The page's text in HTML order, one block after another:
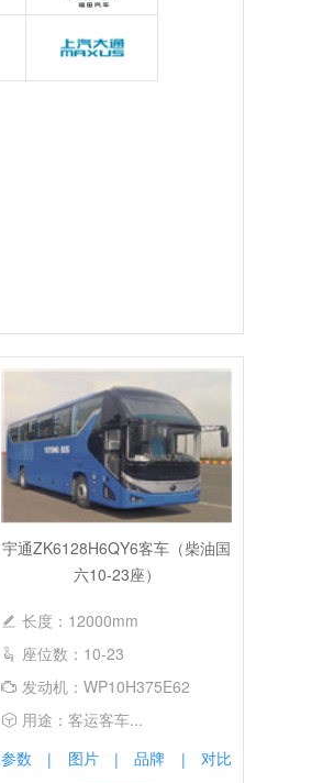
宇通ZK6128H6QY6客车（柴油国
六10-23座）
长度：12000mm
座位数：10-23
发动机：WP10H375E62
用途：客运客车...
参数
| 图片 | 品牌 |
对比